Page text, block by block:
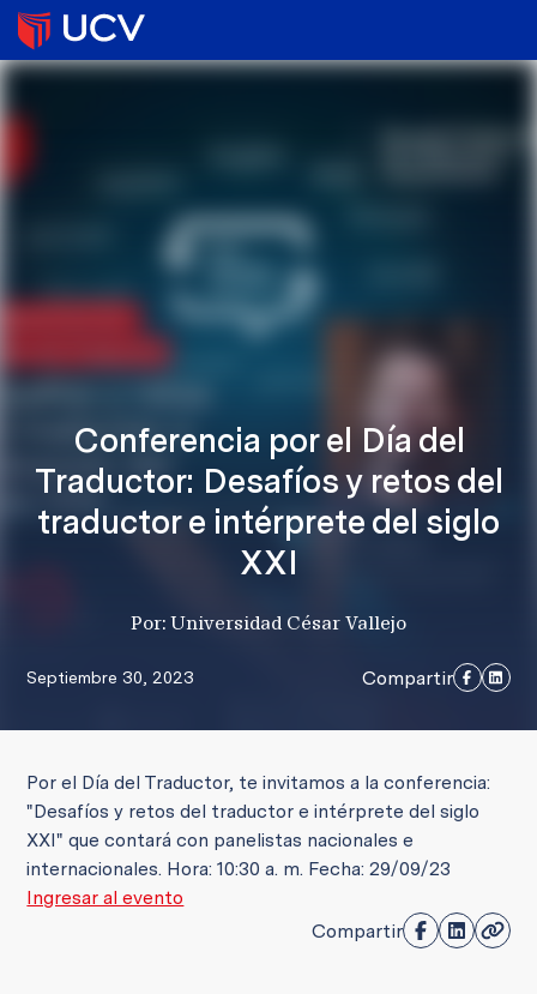
Conferencia por el Día del
Traductor: Desafíos y retos del
traductor e intérprete del siglo
XXI
Por: Universidad César Vallejo
Septiembre 30, 2023 Compartir
Por el Día del Traductor, te invitamos a la conferencia:
"Desafíos y retos del traductor e intérprete del siglo
XXI" que contará con panelistas nacionales e
internacionales. Hora: 10:30 a. m. Fecha: 29/09/23
Ingresar al evento
Compartir